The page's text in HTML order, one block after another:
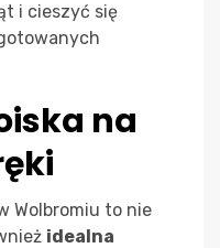
i cieszyć się
na
Wolbromiu to nie
idealna